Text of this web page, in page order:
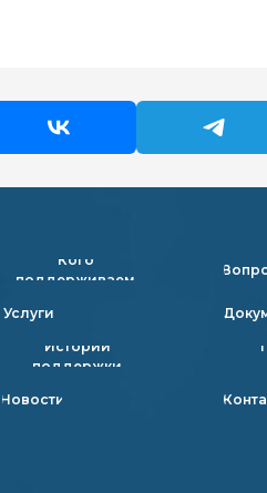
Истории
поддержки
Услуги
Кого
поддерживаем
Новости